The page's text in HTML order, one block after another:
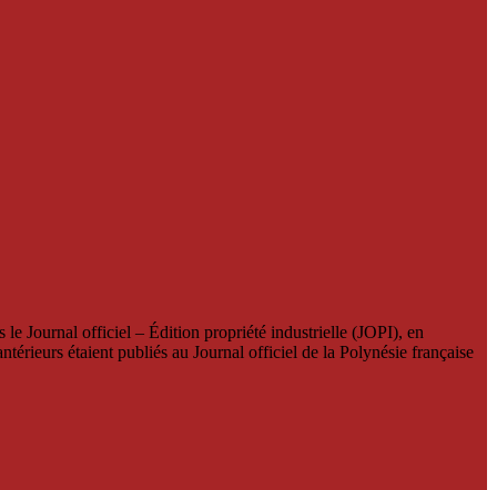
le Journal officiel – Édition propriété industrielle (JOPI), en
étaient publiés au Journal officiel de la Polynésie française